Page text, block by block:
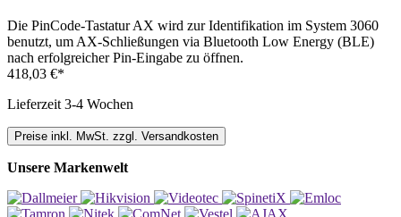
Die PinCode-Tastatur AX wird zur Identifikation im System 3060
benutzt, um AX-Schließungen via Bluetooth Low Energy (BLE)
nach erfolgreicher Pin-Eingabe zu öffnen.
418,03 €*
Lieferzeit 3-4 Wochen
Preise inkl. MwSt. zzgl. Versandkosten
Unsere Markenwelt